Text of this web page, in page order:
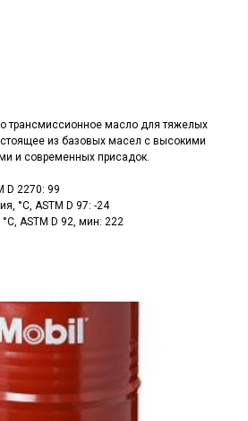
трансмиссионное масло для тяжелых
из базовых масел с высокими
и современных присадок.
D 2270: 99
°C, ASTM D 97: -24
ASTM D 92, мин: 222